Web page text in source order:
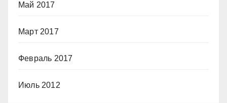
Май 2017
Март 2017
Февраль 2017
Июль 2012